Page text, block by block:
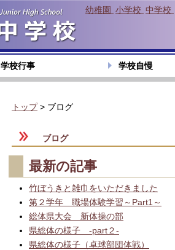
幼稚園 小学校 中学校
学校行事 学校自慢
トップ> ブログ
ブログ
最新の記事
竹ぼうきと雑巾をいただきました
第２学年 職場体験学習～Part1～
総体県大会 新体操の部
県総体の様子 -part２-
県総体の様子（卓球部団体戦）